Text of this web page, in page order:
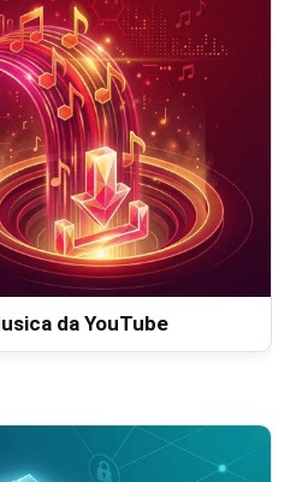
da YouTube